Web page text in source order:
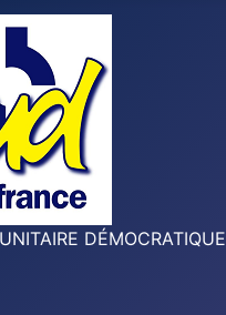
DÉMOCRATIQUE